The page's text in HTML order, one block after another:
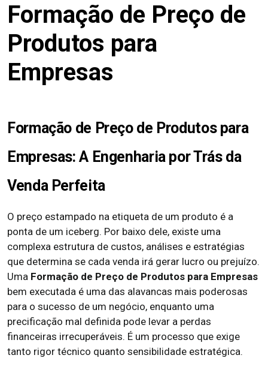
Formação de Preço de
Produtos para
Empresas
Formação de Preço de Produtos para
Empresas: A Engenharia por Trás da
Venda Perfeita
O preço estampado na etiqueta de um produto é a
ponta de um iceberg. Por baixo dele, existe uma
complexa estrutura de custos, análises e estratégias
que determina se cada venda irá gerar lucro ou prejuízo.
Uma Formação de Preço de Produtos para Empresas
bem executada é uma das alavancas mais poderosas
para o sucesso de um negócio, enquanto uma
precificação mal definida pode levar a perdas
financeiras irrecuperáveis. É um processo que exige
tanto rigor técnico quanto sensibilidade estratégica.